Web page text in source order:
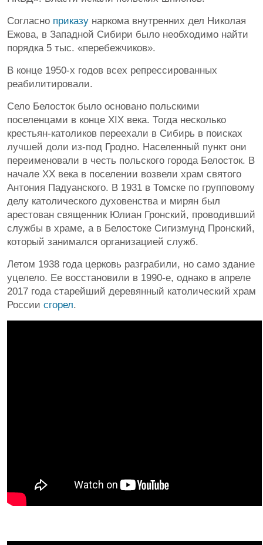
Согласно приказу наркома внутренних дел Николая
Ежова, в Западной Сибири было необходимо найти
порядка 5 тыс. «перебежчиков».
В конце 1950-х годов всех репрессированных
реабилитировали.
Село Белосток было основано польскими
поселенцами в конце ХIХ века. Тогда несколько
крестьян-католиков переехали в Сибирь в поисках
лучшей доли из-под Гродно. Населенный пункт они
переименовали в честь польского города Белосток. В
начале XX века в поселении возвели храм святого
Антония Падуанского. В 1931 в Томске по групповому
делу католического духовенства и мирян был
арестован священник Юлиан Гронский, проводивший
службы в храме, а в Белостоке Сигизмунд Пронский,
который занимался организацией служб.
Летом 1938 года церковь разграбили, но само здание
уцелело. Ее восстановили в 1990-е, однако в апреле
2017 года старейший деревянный католический храм
России сгорел.